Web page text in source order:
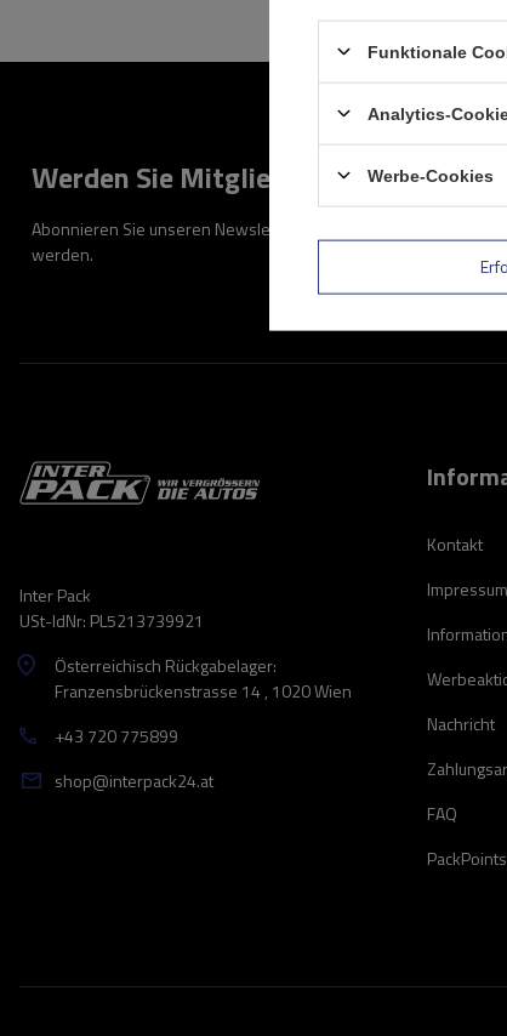
Werden Sie Mitglied
Abonnieren Sie unseren Newsletter, um regelmäßig über
werden.
Inter Pack
USt-IdNr: PL5213739921
Österreichisch Rückgabelager:
Franzensbrückenstrasse 14 , 1020 Wien
+43 720 775899
shop@interpack24.at
Kontakt
Impressum
Nachricht
FAQ
Funktionale
Analytics-
Werbe-Cookies